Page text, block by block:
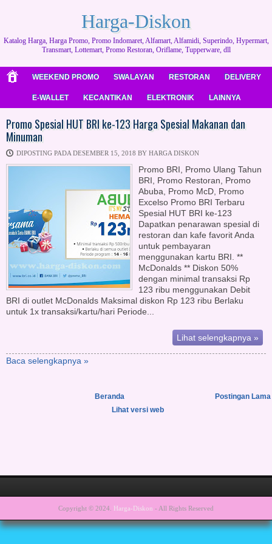
Harga-Diskon
Katalog Harga, Harga Promo, Promo Indomaret, Alfamart, Alfamidi, Superindo, Hypermart,
Transmart, Lottemart, Promo Restoran, Oriflame, Tupperware, dll
WEEKEND PROMO SWALAYAN RESTORAN DELIVERY
E-WALLET KECANTIKAN ELEKTRONIK LAINNYA
Promo Spesial HUT BRI ke-123 Harga Spesial Makanan dan
Minuman
DIPOSTING PADA DESEMBER 15, 2018 BY HARGA DISKON
Promo BRI, Promo Ulang Tahun
BRI, Promo Restoran, Promo
Abuba, Promo McD, Promo
Excelso Promo BRI Terbaru
Spesial HUT BRI ke-123
Dapatkan penarawan spesial di
restoran dan kafe favorit Anda
untuk pembayaran
menggunakan kartu BRI. **
McDonalds ** Diskon 50%
dengan minimal transaksi Rp
123 ribu menggunakan Debit
BRI di outlet McDonalds Maksimal diskon Rp 123 ribu Berlaku
untuk 1x transaksi/kartu/hari Periode...
Lihat selengkapnya »
Baca selengkapnya »
Postingan Lama
Beranda
Lihat versi web
Copyright © 2024. Harga-Diskon - All Rights Reserved